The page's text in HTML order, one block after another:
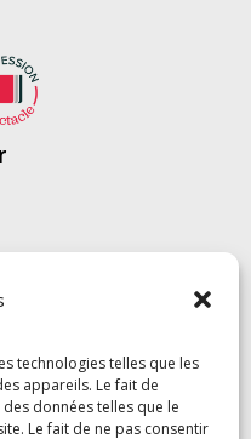
technologies telles que les
appareils. Le fait de
données telles que le
Le fait de ne pas consentir